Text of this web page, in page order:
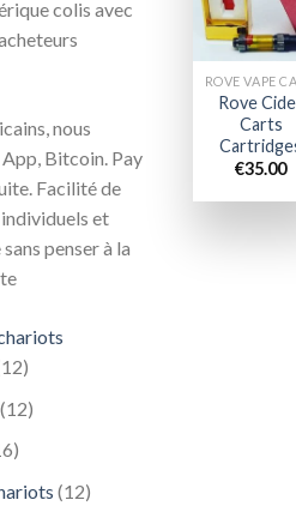
colis avec
nous
Bitcoin. Pay
Facilité de
et
penser à la
1212
1212
16
1212
Add
Rove
Carts
€35.00